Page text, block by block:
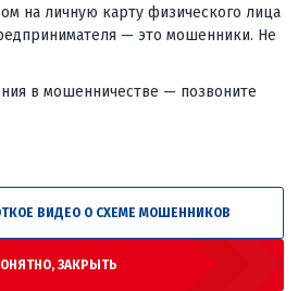
стоил самый первый
#мотоцикл
на личную карту физического лица
— это мошенники. Не
в мошенничестве — позвоните
ВИДЕО О СХЕМЕ МОШЕННИКОВ
ЗАКРЫТЬ